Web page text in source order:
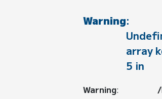
Warning:
array
5 in
Warning: